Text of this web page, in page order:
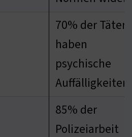
70% der Täter
haben
psychische
Auffälligkeiten
85% der
Polizeiarbeit